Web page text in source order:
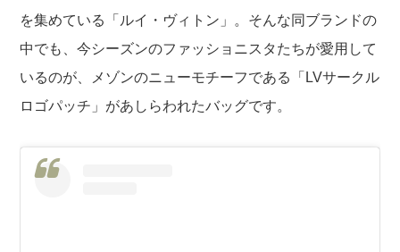
を集めている「ルイ・ヴィトン」。そんな同ブランドの
中でも、今シーズンのファッショニスタたちが愛用して
いるのが、メゾンのニューモチーフである「LVサークル
ロゴパッチ」があしらわれたバッグです。